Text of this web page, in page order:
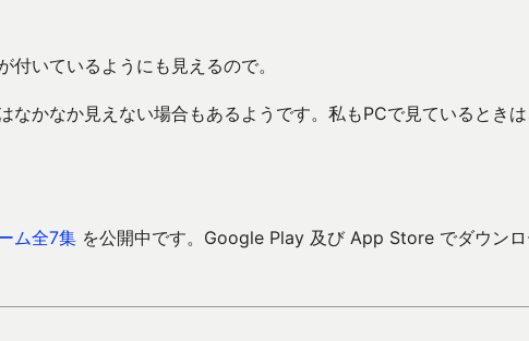
いているようにも見えるので。
かなか見えない場合もあるようです。私もPCで見ているとき
ム全7集 を公開中です。Google Play 及び App Store でダウンロ